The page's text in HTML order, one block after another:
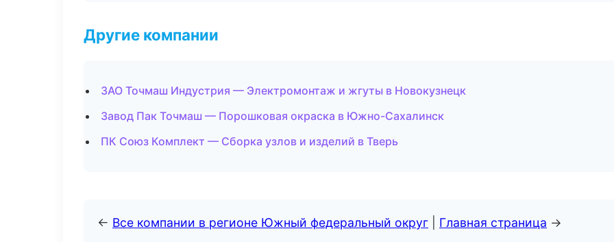
Другие компании
ЗАО Точмаш Индустрия — Электромонтаж и жгуты в Новокузнецк
Завод Пак Точмаш — Порошковая окраска в Южно-Сахалинск
ПК Союз Комплект — Сборка узлов и изделий в Тверь
← Все компании в регионе Южный федеральный округ Главная страница →